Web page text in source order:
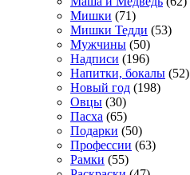
Мишки (71)
Мишки Тедди (53)
Мужчины (50)
Надписи (196)
Напитки, бокалы (52)
Новый год (198)
Овцы (30)
Пасха (65)
Подарки (50)
Профессии (63)
Рамки (55)